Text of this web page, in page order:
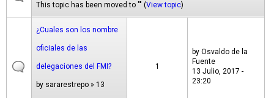
This topic has been moved to "" (View topic)
¿Cuales son los nombre
oficiales de las
delegaciones del FMI?
by sararestrepo » 13
1
by Osvaldo de la
Fuente
13 Julio, 2017 -
23:20